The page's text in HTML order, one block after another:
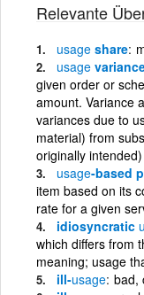
Relevante
usage share
usage
given order or
amount. Variance
variances due to
material) from
originally intended)
usage-based
item based on its
rate for a given
idiosyncratic
which differs from
meaning; usage
ill-usage bad,